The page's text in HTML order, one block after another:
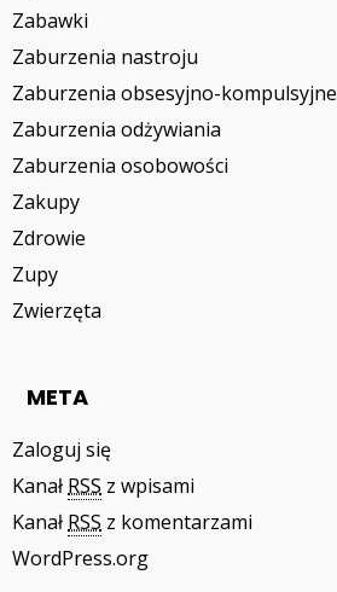
Zabawki
Zaburzenia nastroju
Zaburzenia obsesyjno-kompulsyjne
Zaburzenia odżywiania
Zaburzenia osobowości
Zakupy
Zdrowie
Zupy
Zwierzęta
META
Zaloguj się
Kanał RSS z wpisami
Kanał RSS z komentarzami
WordPress.org